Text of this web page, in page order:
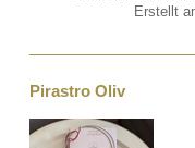
Erstellt
Pirastro Oliv